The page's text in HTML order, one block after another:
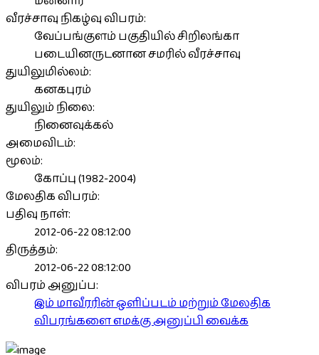
வீரச்சாவு நிகழ்வு விபரம்:
வேப்பங்குளம் பகுதியில் சிறிலங்கா
படையினருடனான சமரில் வீரச்சாவு
துயிலுமில்லம்:
கனகபுரம்
துயிலும் நிலை:
நினைவுக்கல்
அமைவிடம்:
மூலம்:
கோப்பு (1982-2004)
மேலதிக விபரம்:
பதிவு நாள்:
2012-06-22 08:12:00
திருத்தம்:
2012-06-22 08:12:00
விபரம் அனுப்ப:
இம் மாவீரரின் ஒளிப்படம் மற்றும் மேலதிக
விபரங்களை எமக்கு அனுப்பி வைக்க